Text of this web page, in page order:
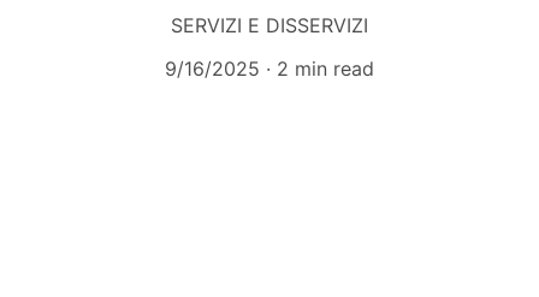
SERVIZI E DISSERVIZI
9/16/2025
2 min read